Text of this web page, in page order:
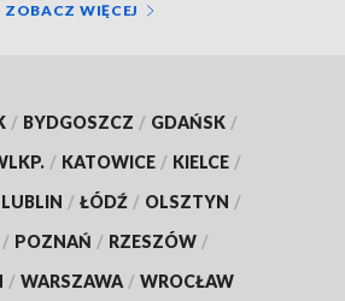
ZOBACZ WIĘCEJ
/ BYDGOSZCZ / GDAŃSK /
/ KATOWICE / KIELCE /
LUBLIN / ŁÓDŹ / OLSZTYN /
/ POZNAŃ / RZESZÓW /
/ WARSZAWA / WROCŁAW